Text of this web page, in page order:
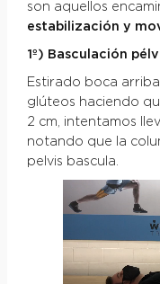
son aquellos
estabilización y
1º) Basculación
Estirado boca
glúteos haciendo
2 cm, intentamos
notando que la
pelvis bascula.